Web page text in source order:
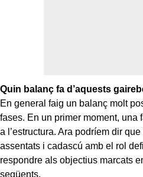
Quin balanç fa d’aquests
En general faig un balanç molt
fases. En un primer moment, una
a l’estructura. Ara podríem dir
assentats i cadascú amb el rol
respondre als objectius marcats
següents.